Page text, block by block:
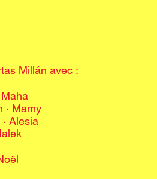
Millán avec :
Maha
· Mamy
Alesia